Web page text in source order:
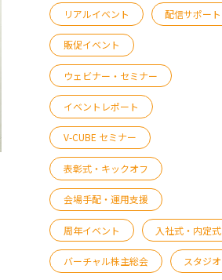
リアルイベント 配信サポート
販促イベント
ウェビナー・セミナー
イベントレポート
V-CUBE セミナー
表彰式・キックオフ
会場手配・運用支援
周年イベント 入社式・内定式
バーチャル株主総会 スタジオ